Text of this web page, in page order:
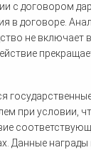
с договором
в договоре.
не включает
при условии,
Данные